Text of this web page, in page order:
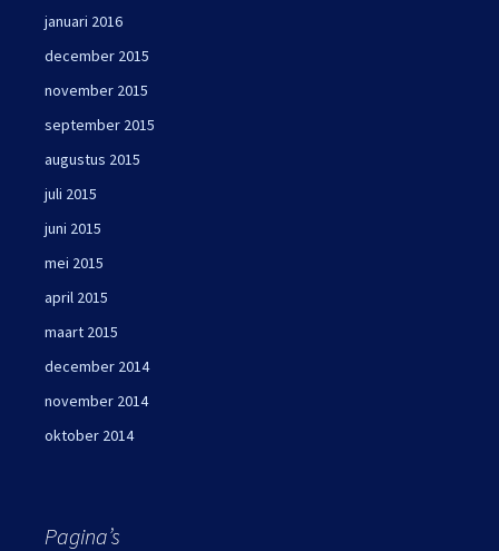
januari 2016
december 2015
november 2015
september 2015
augustus 2015
juli 2015
juni 2015
mei 2015
april 2015
maart 2015
december 2014
november 2014
oktober 2014
Pagina’s